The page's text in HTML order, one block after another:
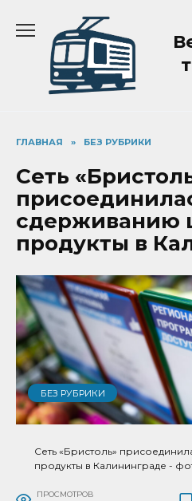
содержанию
ГЛАВНАЯ » БЕЗ РУБРИКИ
Сеть
сдерживанию
продукты в
БЕЗ РУБРИКИ
Сеть «Бристоль»
продукты в Калининграде -
ПРОСМОТРОВ